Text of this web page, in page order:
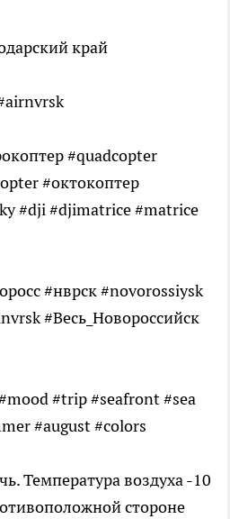
край
#quadcopter
#октокоптер
#dji #djimatrice #matrice
#нврск #novorossiysk
#Весь_Новороссийск
#trip #seafront #sea
#august #colors
Температура воздуха -10
стороне